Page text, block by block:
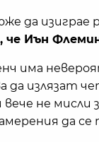
да изиграе
че Иън
има
да излязат
вече не
да се